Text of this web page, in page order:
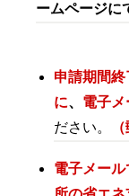
ームページに
申請期間
に、 電子メ
ださい。
電子メー